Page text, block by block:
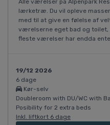
Alle værelser på Alpenpark
lærketræ. Du vil opleve
med til at give en følelse af
værelserne eget bad og toilet,
fleste værelser har endda
19/12 2026
6 dage
Kør-selv
Doubleroom with DU/WC with
Posibility for 2 extra beds
Inkl. liftkort 6 dage